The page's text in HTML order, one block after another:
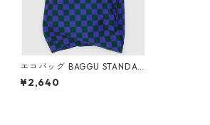
エコバッグ BAGGU STANDAR
D スタンダードバグゥ バグー
ブルー x グリーンチェッカー
¥2,640